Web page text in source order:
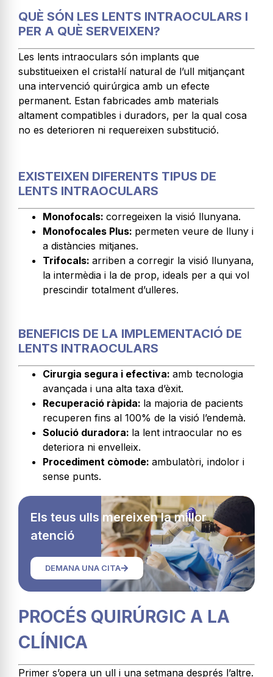
QUÈ SÓN LES LENTS INTRAOCULARS I
PER A QUÈ SERVEIXEN?
Les lents intraoculars són implants que
substitueixen el cristal·lí natural de l’ull mitjançant
una intervenció quirúrgica amb un efecte
permanent. Estan fabricades amb materials
altament compatibles i duradors, per la qual cosa
no es deterioren ni requereixen substitució.
EXISTEIXEN DIFERENTS TIPUS DE
LENTS INTRAOCULARS
Monofocals: corregeixen la visió llunyana.
Monofocales Plus: permeten veure de lluny i
a distàncies mitjanes.
Trifocals: arriben a corregir la visió llunyana,
la intermèdia i la de prop, ideals per a qui vol
prescindir totalment d’ulleres.
BENEFICIS DE LA IMPLEMENTACIÓ DE
LENTS INTRAOCULARS
Cirurgia segura i efectiva: amb tecnologia
avançada i una alta taxa d’èxit.
Recuperació ràpida: la majoria de pacients
recuperen fins al 100% de la visió l’endemà.
Solució duradora: la lent intraocular no es
deteriora ni envelleix.
Procediment còmode: ambulatòri, indolor i
sense punts.
Els teus ulls mereixen la millor
atenció
DEMANA UNA CITA
PROCÉS QUIRÚRGIC A LA
CLÍNICA
Primer s’opera un ull i una setmana després l’altre.